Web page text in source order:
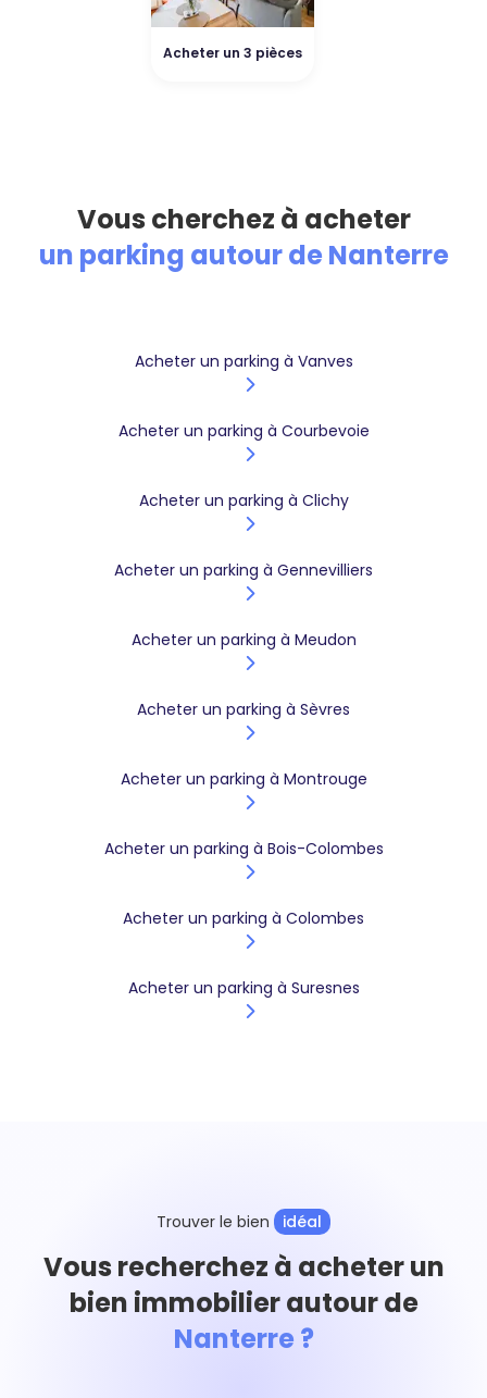
Acheter un 3 pièces
Vous cherchez à acheter
un parking autour de Nanterre
Acheter un parking à Vanves
Acheter un parking à Courbevoie
Acheter un parking à Clichy
Acheter un parking à Gennevilliers
Acheter un parking à Meudon
Acheter un parking à Sèvres
Acheter un parking à Montrouge
Acheter un parking à Bois-Colombes
Acheter un parking à Colombes
Acheter un parking à Suresnes
Trouver le bien idéal
Vous recherchez à acheter un
bien immobilier autour de
Nanterre ?